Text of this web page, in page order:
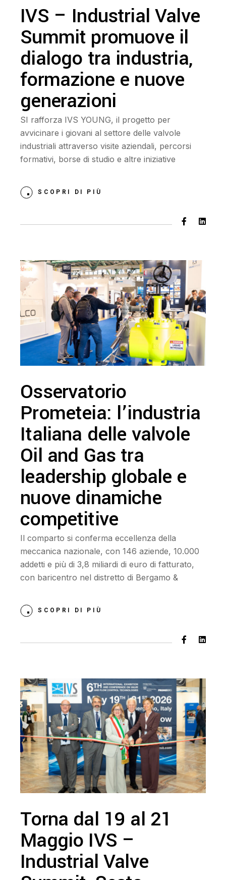
IVS – Industrial Valve
Summit promuove il
dialogo tra industria,
formazione e nuove
generazioni
SI rafforza IVS YOUNG, il progetto per
avvicinare i giovani al settore delle valvole
industriali attraverso visite aziendali, percorsi
formativi, borse di studio e altre iniziative
SCOPRI DI PIÙ
Osservatorio
Prometeia: l’industria
Italiana delle valvole
Oil and Gas tra
leadership globale e
nuove dinamiche
competitive
Il comparto si conferma eccellenza della
meccanica nazionale, con 146 aziende, 10.000
addetti e più di 3,8 miliardi di euro di fatturato,
con baricentro nel distretto di Bergamo &
SCOPRI DI PIÙ
Torna dal 19 al 21
Maggio IVS –
Industrial Valve